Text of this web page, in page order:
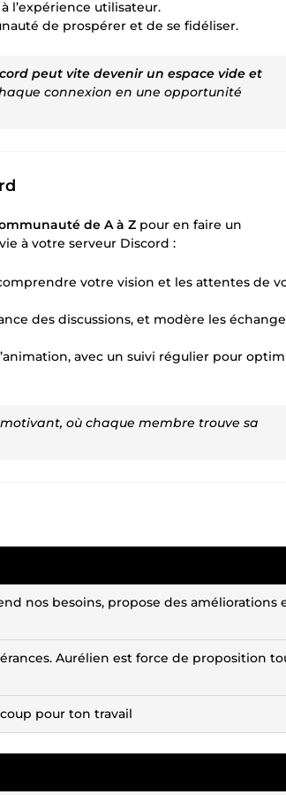
l’expérience utilisateur.
de prospérer et de se fidéliser.
peut vite devenir un espace vide et
connexion en une opportunité
de A à Z pour en faire un
à votre serveur Discord :
votre vision et les attentes de
des discussions, et modère les
avec un suivi régulier pour
où chaque membre trouve sa
nos besoins, propose des améliorations
Aurélien est force de proposition
pour ton travail